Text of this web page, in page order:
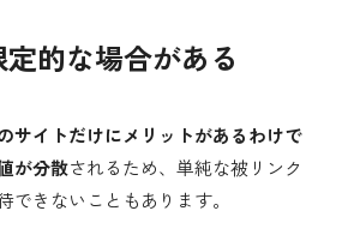
定的な場合がある
サイトだけにメリットがあるわけで
が分散されるため、単純な被リンク
できないこともあります。